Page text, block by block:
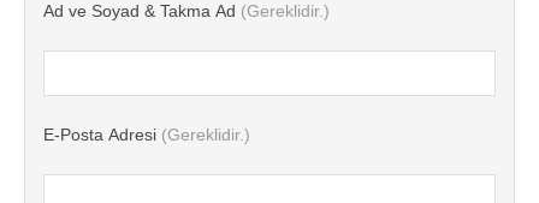
Ad ve Soyad & Takma Ad (Gereklidir.)
E-Posta Adresi (Gereklidir.)